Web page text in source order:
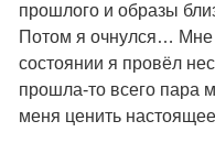
прошлого и образы
Потом я очнулся… Мне
состоянии я провёл
прошла-то всего пара
меня ценить